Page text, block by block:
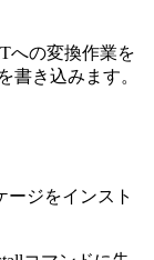
への変換作業を
書き込みます。
ージをインスト